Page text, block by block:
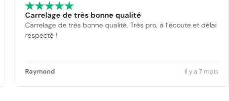
Carrelage de très bonne qualité
Carrelage de très bonne qualité. Très pro, à l’écoute et délai
respecté !
Raymond Il y a 7 mois